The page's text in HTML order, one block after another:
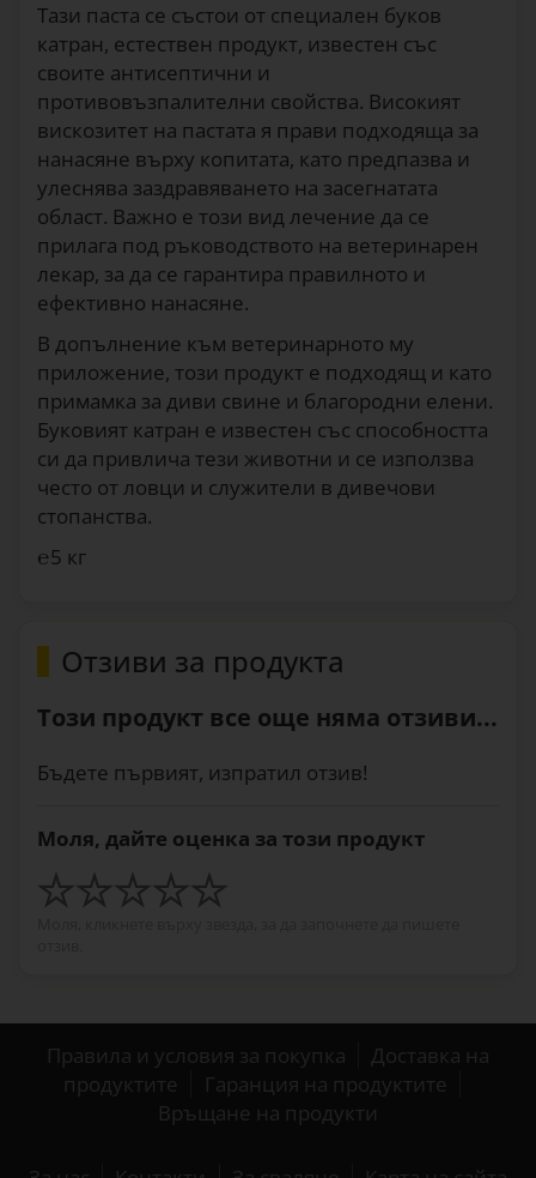
Тази паста се състои от специален буков
катран, естествен продукт, известен със
своите антисептични и
противовъзпалителни свойства. Високият
вискозитет на пастата я прави подходяща за
нанасяне върху копитата, като предпазва и
улеснява заздравяването на засегнатата
област. Важно е този вид лечение да се
прилага под ръководството на ветеринарен
лекар, за да се гарантира правилното и
ефективно нанасяне.
В допълнение към ветеринарното му
приложение, този продукт е подходящ и като
примамка за диви свине и благородни елени.
Буковият катран е известен със способността
си да привлича тези животни и се използва
често от ловци и служители в дивечови
стопанства.
℮5 кг
Отзиви за продукта
Този продукт все още няма отзиви...
Бъдете първият, изпратил отзив!
Моля, дайте оценка за този продукт
Правила и условия за покупка
Доставка на
продуктите
Гаранция на продуктите
Връщане на продукти